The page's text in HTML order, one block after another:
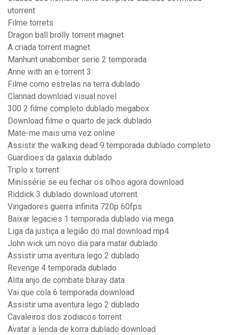
utorrent
Filme torrets
Dragon ball brolly torrent magnet
A criada torrent magnet
Manhunt unabomber serie 2 temporada
Anne with an e torrent 3
Filme como estrelas na terra dublado
Clannad download visual novel
300 2 filme completo dublado megabox
Download filme o quarto de jack dublado
Mate-me mais uma vez online
Assistir the walking dead 9 temporada dublado completo
Guardioes da galaxia dublado
Triplo x torrent
Minissérie se eu fechar os olhos agora download
Riddick 3 dublado download utorrent
Vingadores guerra infinita 720p 60fps
Baixar legacies 1 temporada dublado via mega
Liga da justiça a legião do mal download mp4
John wick um novo dia para matar dublado
Assistir uma aventura lego 2 dublado
Revenge 4 temporada dublado
Alita anjo de combate bluray data
Vai que cola 6 temporada download
Assistir uma aventura lego 2 dublado
Cavaleiros dos zodiacos torrent
Avatar a lenda de korra dublado download